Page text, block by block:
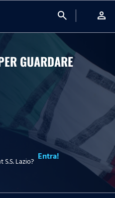
search person
GUARDARE
Lazio? Entra!